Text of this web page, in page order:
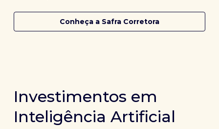
Conheça a Safra Corretora
Investimentos em
Inteligência Artificial